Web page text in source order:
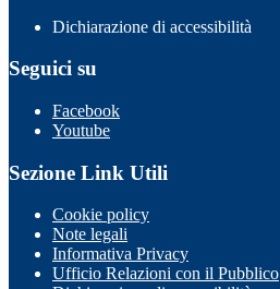
Dichiarazione di accessibilità
Seguici su
Facebook
Youtube
Sezione Link Utili
Cookie policy
Note legali
Informativa Privacy
Ufficio Relazioni con il Pubblico